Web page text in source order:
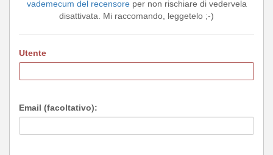
vademecum del recensoreper non rischiare di vedervela
disattivata. Mi raccomando, leggetelo ;-)
Utente
Email (facoltativo):